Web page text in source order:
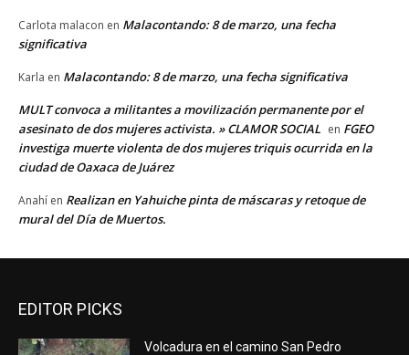
Carlota malacon en Malacontando: 8 de marzo, una fecha
significativa
Karla en Malacontando: 8 de marzo, una fecha significativa
MULT convoca a militantes a movilización permanente por el
asesinato de dos mujeres activista. » CLAMOR SOCIAL en FGEO
investiga muerte violenta de dos mujeres triquis ocurrida en la
ciudad de Oaxaca de Juárez
Anahí en Realizan en Yahuiche pinta de máscaras y retoque de
mural del Día de Muertos.
EDITOR PICKS
Volcadura en el camino San Pedro